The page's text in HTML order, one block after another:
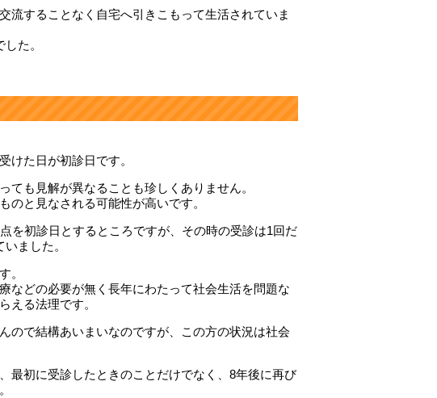
流することなく自宅へ引きこもって生活されていま
た。
けた日が初診日です。
ても見解が異なることも珍しくありません。
のと見なされる可能性が高いです。
を初診日とするところですが、その時の受診は1回だ
ました。
。
などの必要が無く長年にわたって社会生活を問題な
える法理です。
ので結構あいまいなのですが、この方の状況は社会
最初に受診したときのことだけでなく、8年後に再び